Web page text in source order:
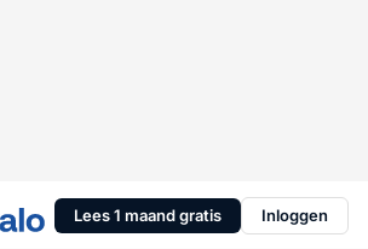
Lees 1 maand gratis Inloggen